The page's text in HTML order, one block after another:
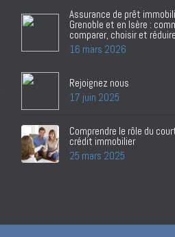
Assurance de prêt
Grenoble et en Isère :
comparer, choisir et
16 mars 2026
Rejoignez nous
17 juin 2025
Comprendre le rôle du
crédit immobilier
25 mars 2025